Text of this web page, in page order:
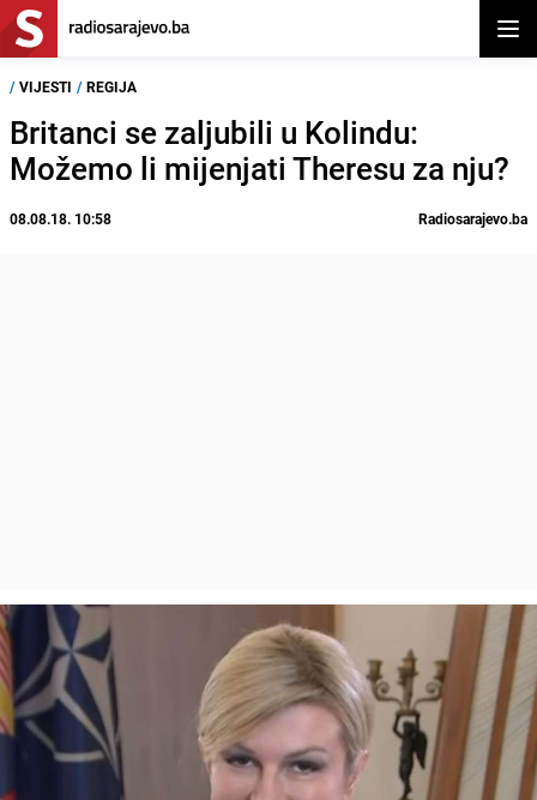
/ VIJESTI / REGIJA
Britanci se zaljubili u Kolindu:
Možemo li mijenjati Theresu za nju?
08.08.18. 10:58 Radiosarajevo.ba